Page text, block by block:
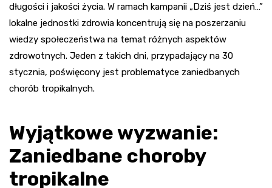
długości i jakości życia. W ramach kampanii „Dziś jest dzień…”
lokalne jednostki zdrowia koncentrują się na poszerzaniu
wiedzy społeczeństwa na temat różnych aspektów
zdrowotnych. Jeden z takich dni, przypadający na 30
stycznia, poświęcony jest problematyce zaniedbanych
chorób tropikalnych.
Wyjątkowe wyzwanie:
Zaniedbane choroby
tropikalne